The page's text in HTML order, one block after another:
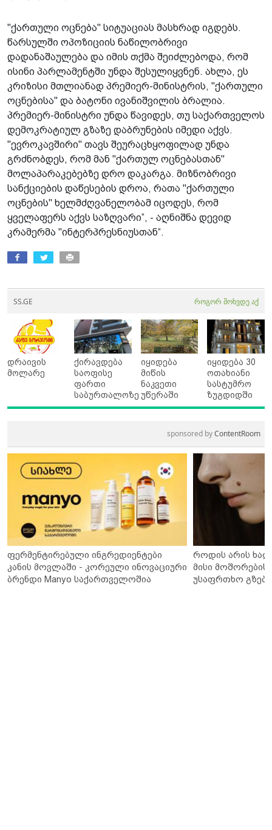
"ქართული ოცნება" სიტუაციას მასხრად იგდებს.
წარსულში ოპოზიციის ნაწილობრივი
დადანაშაულება და იმის თქმა შეიძლებოდა, რომ
ისინი პარლამენტში უნდა შესულიყვნენ. ახლა, ეს
კრიზისი მთლიანად პრემიერ-მინისტრის, "ქართული
ოცნებისა" და ბატონი ივანიშვილის ბრალია.
პრემიერ-მინისტრი უნდა წავიდეს, თუ საქართველოს
დემოკრატიულ გზაზე დაბრუნების იმედი აქვს.
"ევროკავშირი" თავს შეურაცხყოფილად უნდა
გრძნობდეს, რომ მან "ქართულ ოცნებასთან"
მოლაპარაკებებზე დრო დაკარგა. მიზნობრივი
სანქციების დაწესების დროა, რათა "ქართული
ოცნების" ხელმძღვანელობამ იცოდეს, რომ
ყველაფერს აქვს საზღვარი”, - აღნიშნა დევიდ
კრამერმა "ინტერპრესნიუსთან“.
SS.GE როგორ მოხვდე აქ
დრაივის
მოლარე
ქირავდება
საოფისე
ფართი
საბურთალოზე
იყიდება
მიწის
ნაკვეთი
უწერაში
იყიდება 30
ოთახიანი
სასტუმრო
ზუგდიდში
sponsored byContentRoom
ფერმენტირებული ინგრედიენტები
კანის მოვლაში - კორეული ინოვაციური
ბრენდი Manyo საქართველოშია
როდის არის
მისი მოშორების
უსაფრთხო გზები